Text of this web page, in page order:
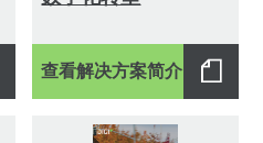
查看解决方案简介